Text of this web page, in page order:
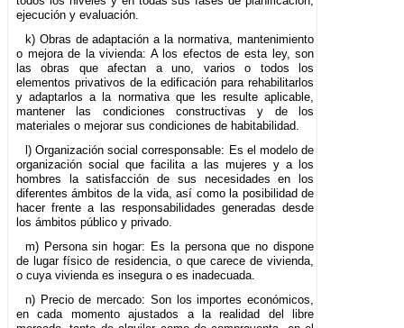
ejecución y evaluación.
k) Obras de adaptación a la normativa, mantenimiento
o mejora de la vivienda: A los efectos de esta ley, son
las obras que afectan a uno, varios o todos los
elementos privativos de la edificación para rehabilitarlos
y adaptarlos a la normativa que les resulte aplicable,
mantener las condiciones constructivas y de los
materiales o mejorar sus condiciones de habitabilidad.
l) Organización social corresponsable: Es el modelo de
organización social que facilita a las mujeres y a los
hombres la satisfacción de sus necesidades en los
diferentes ámbitos de la vida, así como la posibilidad de
hacer frente a las responsabilidades generadas desde
los ámbitos público y privado.
m) Persona sin hogar: Es la persona que no dispone
de lugar físico de residencia, o que carece de vivienda,
o cuya vivienda es insegura o es inadecuada.
n) Precio de mercado: Son los importes económicos,
en cada momento ajustados a la realidad del libre